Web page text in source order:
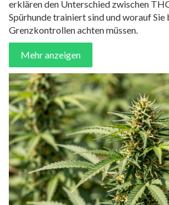
erklären den Unterschied zwischen
Spürhunde trainiert sind und worauf Sie
Grenzkontrollen achten müssen.
Mehr anzeigen